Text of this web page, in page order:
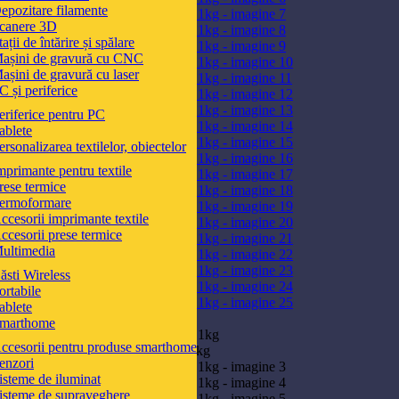
filamente
3D
de întărire și spălare
de gravură cu CNC
de gravură cu laser
și periferice
pentru PC
textilelor, obiectelor
pentru textile
termice
imprimante textile
prese termice
Wireless
pentru produse smarthome
de iluminat
de supraveghere
Click pentru a mări